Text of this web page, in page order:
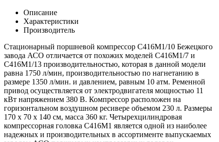
Описание
Характеристики
Производитель
Стационарный поршневой компрессор С416М1/10 Бежецкого
завода АСО отличается от похожих моделей С416М1/7 и
С416М1/13 производительностью, которая в данной модели
равна 1750 л/мин, производительностью по нагнетанию в
размере 1350 л/мин. и давлением, равным 10 атм. Ременной
привод осуществляется от электродвигателя мощностью 11
кВт напряжением 380 В. Компрессор расположен на
горизонтальном воздушном ресивере объемом 230 л. Размеры
170 х 70 х 140 см, масса 360 кг. Четырехцилиндровая
компрессорная головка C416M1 является одной из наиболее
надежных и производительных в ассортименте выпускаемых